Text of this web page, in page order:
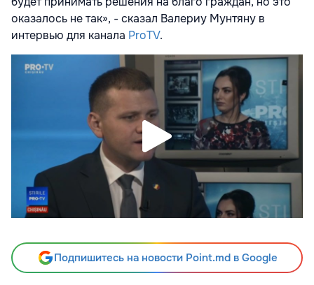
оказалось не так», - сказал Валериу Мунтяну в
интервью для канала ProTV.
Подпишитесь на новости Point.md в Google